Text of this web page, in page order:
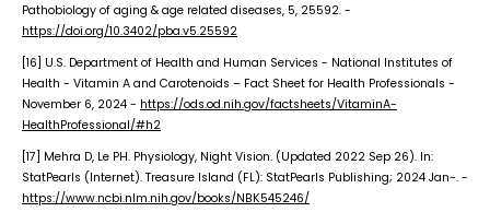
Pathobiology of aging & age related diseases, 5, 25592. -
https://doi.org/10.3402/pba.v5.25592
[16] U.S. Department of Health and Human Services - National Institutes of
Health - Vitamin A and Carotenoids – Fact Sheet for Health Professionals -
November 6, 2024 - https://ods.od.nih.gov/factsheets/VitaminA-
HealthProfessional/#h2
[17] Mehra D, Le PH. Physiology, Night Vision. (Updated 2022 Sep 26). In:
StatPearls (Internet). Treasure Island (FL): StatPearls Publishing; 2024 Jan-. -
https://www.ncbi.nlm.nih.gov/books/NBK545246/